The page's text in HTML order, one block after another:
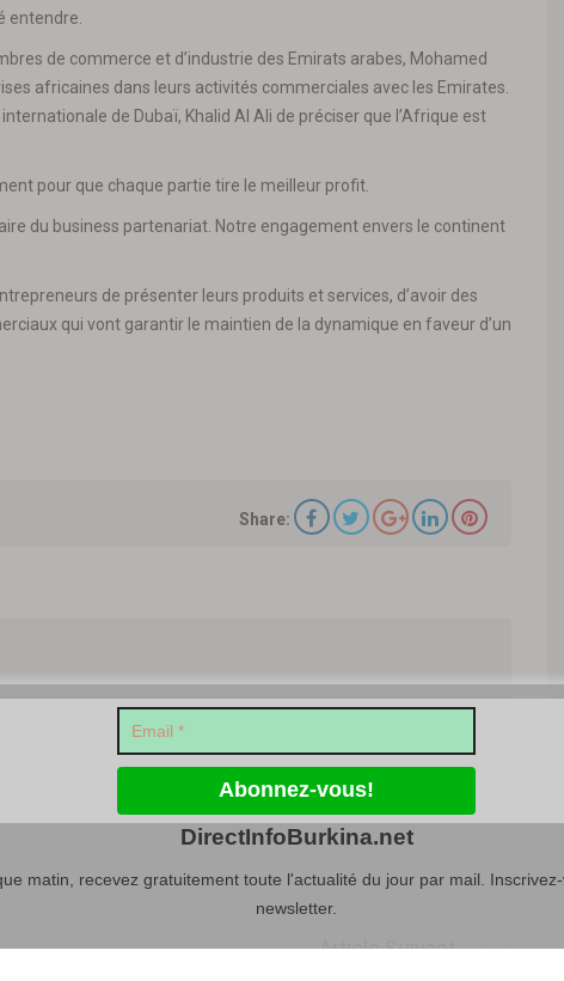
entendre.
de commerce et d’industrie des Emirats arabes, Mohamed
africaines dans leurs activités commerciales avec les Emirates.
de Dubaï, Khalid Al Ali de préciser que l’Afrique est
pour que chaque partie tire le meilleur profit.
du business partenariat. Notre engagement envers le continent
de présenter leurs produits et services, d’avoir des
qui vont garantir le maintien de la dynamique en faveur d’un
Share:
Article Suivant
DirectInfoBurkina.net
matin, recevez gratuitement toute l'actualité du jour par mail.
newsletter.